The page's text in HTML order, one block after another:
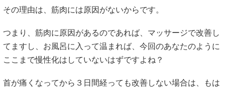
その理由は、筋肉には原因がないからです。
つまり、筋肉に原因があるのであれば、マッサージで改善し
てますし、お風呂に入って温まれば、今回のあなたのように
ここまで慢性化はしていないはずですよね？
首が痛くなってから３日間経っても改善しない場合は、もは